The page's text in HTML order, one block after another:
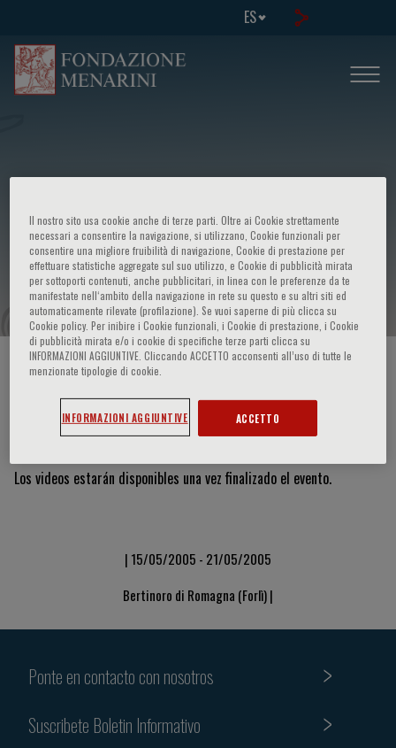
ES
European school of genetic medicine -
18th course in "Medical genetics"
HOME PAGE / CURSOS Y EVENTOS
Vídeos y diapositivas
Los videos estarán disponibles una vez finalizado el evento.
| 15/05/2005 - 21/05/2005
Bertinoro di Romagna (Forlì) |
Ponte en contacto con nosotros
Suscribete Boletin Informativo
Il nostro sito usa cookie anche di terze parti. Oltre ai Cookie strettamente
necessari a consentire la navigazione, si utilizzano, Cookie funzionali per
consentire una migliore fruibilità di navigazione, Cookie di prestazione per
effettuare statistiche aggregate sul suo utilizzo, e Cookie di pubblicità mirata
per sottoporti contenuti, anche pubblicitari, in linea con le preferenze da te
manifestate nell‘ambito della navigazione in rete su questo e su altri siti ed
automaticamente rilevate (profilazione). Se vuoi saperne di più clicca su
Cookie policy. Per inibire i Cookie funzionali, i Cookie di prestazione, i Cookie
di pubblicità mirata e/o i cookie di specifiche terze parti clicca su
INFORMAZIONI AGGIUNTIVE. Cliccando ACCETTO acconsenti all’uso di tutte le
menzionate tipologie di cookie.
INFORMAZIONI AGGIUNTIVE ACCETTO